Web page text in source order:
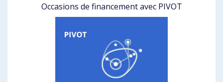
Occasions de financement avec PIVOT